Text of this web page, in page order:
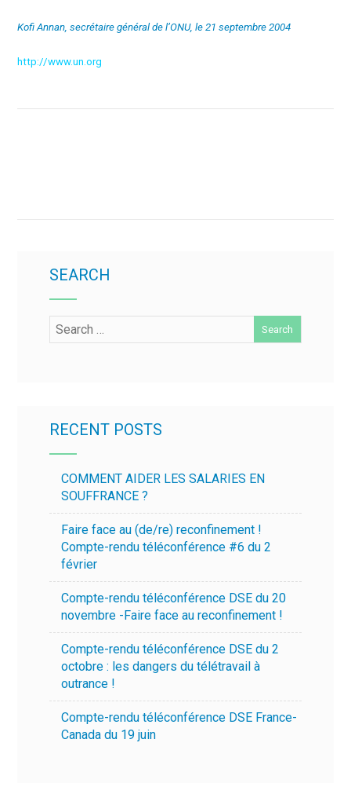
Kofi Annan, secrétaire général de l’ONU, le 21 septembre 2004
http://www.un.org
SEARCH
RECENT POSTS
COMMENT AIDER LES SALARIES EN
SOUFFRANCE ?
Faire face au (de/re) reconfinement !
Compte-rendu téléconférence #6 du 2
février
Compte-rendu téléconférence DSE du 20
novembre -Faire face au reconfinement !
Compte-rendu téléconférence DSE du 2
octobre : les dangers du télétravail à
outrance !
Compte-rendu téléconférence DSE France-
Canada du 19 juin